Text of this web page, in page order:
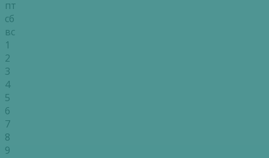
пт
сб
вс
1
2
3
4
5
6
7
8
9